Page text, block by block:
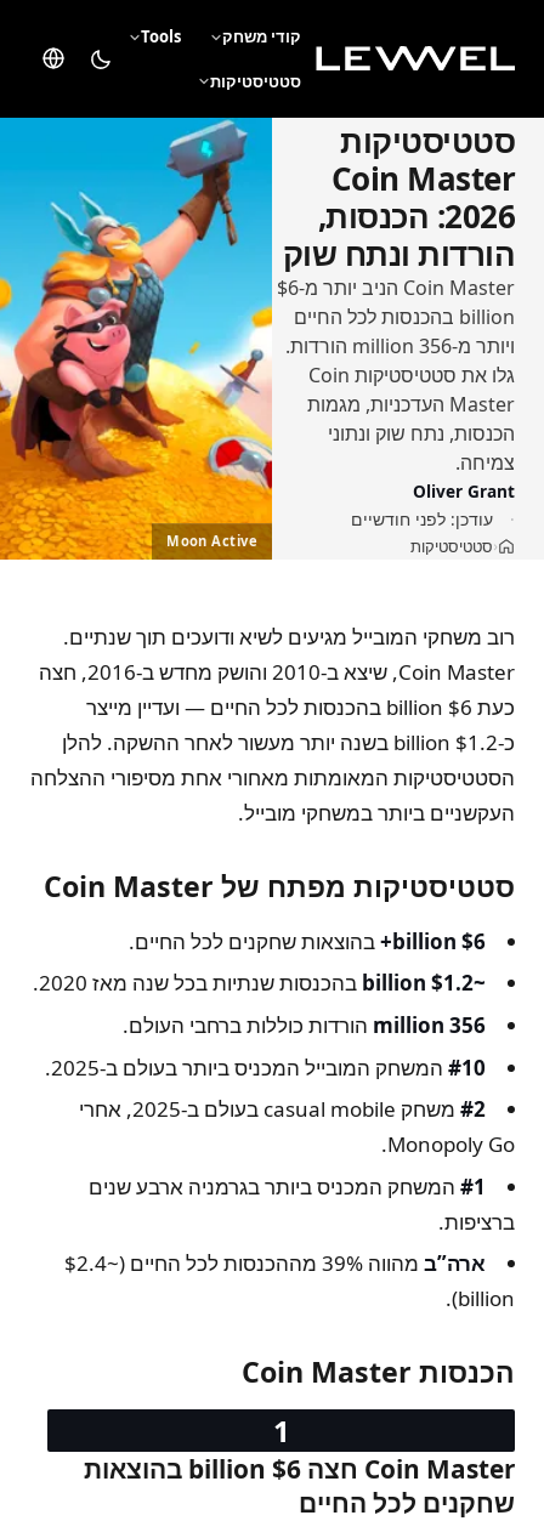
קודי משחק Tools
סטטיסטיקות
סטטיסטיקות
Coin Master
2026: הכנסות,
הורדות ונתח שוק
Coin Master הניב יותר מ-$6
billion בהכנסות לכל החיים
ויותר מ-356 million הורדות.
גלו את סטטיסטיקות Coin
Master העדכניות, מגמות
הכנסות, נתח שוק ונתוני
צמיחה.
Oliver Grant
עודכן: לפני חודשיים
בית
›סטטיסטיקות Moon Active
רוב משחקי המובייל מגיעים לשיא ודועכים תוך שנתיים.
Coin Master, שיצא ב-2010 והושק מחדש ב-2016, חצה
כעת $6 billion בהכנסות לכל החיים — ועדיין מייצר
כ-$1.2 billion בשנה יותר מעשור לאחר ההשקה. להלן
הסטטיסטיקות המאומתות מאחורי אחת מסיפורי ההצלחה
העקשניים ביותר במשחקי מובייל.
סטטיסטיקות מפתח של Coin Master
$6 billion+
בהוצאות שחקנים לכל החיים.
~$1.2 billion
בהכנסות שנתיות בכל שנה מאז 2020.
356 million
הורדות כוללות ברחבי העולם.
#10 המשחק המובייל המכניס ביותר בעולם ב-2025.
#2
משחק casual mobile בעולם ב-2025, אחרי
Monopoly Go.
#1 המשחק המכניס ביותר בגרמניה ארבע שנים
ברציפות.
ארה”ב
מהווה 39% מההכנסות לכל החיים (~$2.4
billion).
הכנסות Coin Master
Coin Master חצה $6 billion בהוצאות
שחקנים לכל החיים